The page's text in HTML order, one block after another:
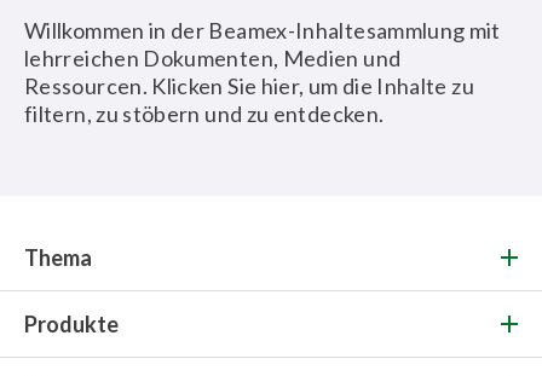
Willkommen in der Beamex-Inhaltesammlung mit
lehrreichen Dokumenten, Medien und
Ressourcen. Klicken Sie hier, um die Inhalte zu
filtern, zu stöbern und zu entdecken.
Thema
Produkte